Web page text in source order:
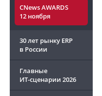
CNews AWARDS
12 ноября
30 лет рынку ERP
в России
Главные
ИТ-сценарии 2026